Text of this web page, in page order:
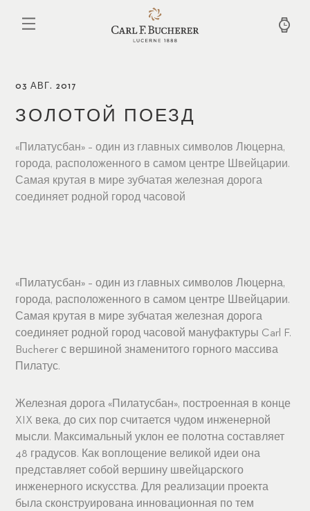
основному
03 АВГ. 2017
ЗОЛОТОЙ ПОЕЗД
«Пилатусбан» – один из главных символов Люцерна,
города, расположенного в самом центре Швейцарии.
Самая крутая в мире зубчатая железная дорога
соединяет родной город часовой
«Пилатусбан» – один из главных символов Люцерна,
города, расположенного в самом центре Швейцарии.
Самая крутая в мире зубчатая железная дорога
соединяет родной город часовой мануфактуры Carl F.
Bucherer с вершиной знаменитого горного массива
Пилатус.
Железная дорога «Пилатусбан», построенная в конце
XIX века, до сих пор считается чудом инженерной
мысли. Максимальный уклон ее полотна составляет
48 градусов. Как воплощение великой идеи она
представляет собой вершину швейцарского
инженерного искусства. Для реализации проекта
была сконструирована инновационная по тем